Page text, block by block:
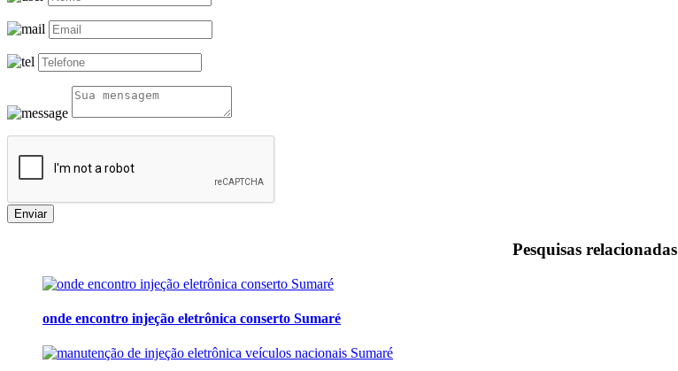
Enviar
Pesquisas relacionadas
onde encontro injeção eletrônica conserto Sumaré